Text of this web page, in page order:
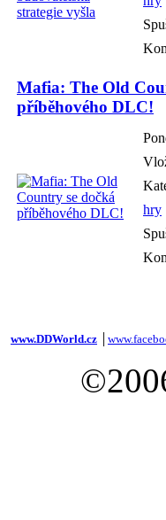
Mafia: The Old
příběhového DLC!
hry
www.DDWorld.cz